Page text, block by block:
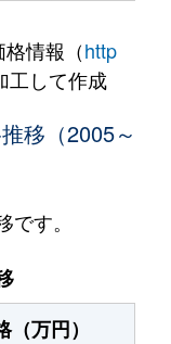
情報（http
工して作成
移（2005～
す。
万円）